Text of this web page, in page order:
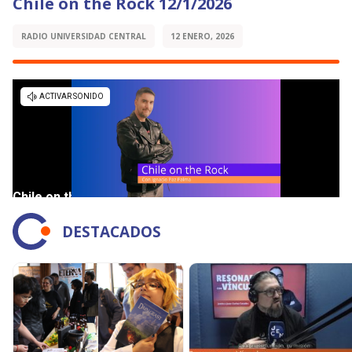
RADIO UNIVERSIDAD CENTRAL 12 ENERO, 2026
DESTACADOS